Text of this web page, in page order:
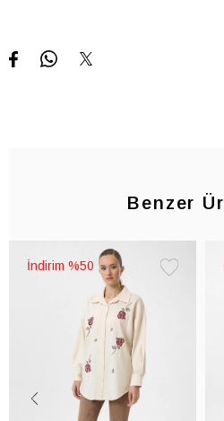
Benzer
%50